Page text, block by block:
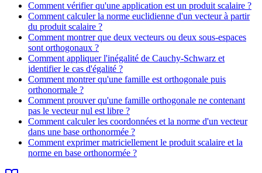
Comment vérifier qu'une application est un produit scalaire ?
Comment calculer la norme euclidienne d'un vecteur à partir
du produit scalaire ?
Comment montrer que deux vecteurs ou deux sous-espaces
sont orthogonaux ?
Comment appliquer l'inégalité de Cauchy-Schwarz et
identifier le cas d'égalité ?
Comment montrer qu'une famille est orthogonale puis
orthonormale ?
Comment prouver qu'une famille orthogonale ne contenant
pas le vecteur nul est libre ?
Comment calculer les coordonnées et la norme d'un vecteur
dans une base orthonormée ?
Comment exprimer matriciellement le produit scalaire et la
norme en base orthonormée ?